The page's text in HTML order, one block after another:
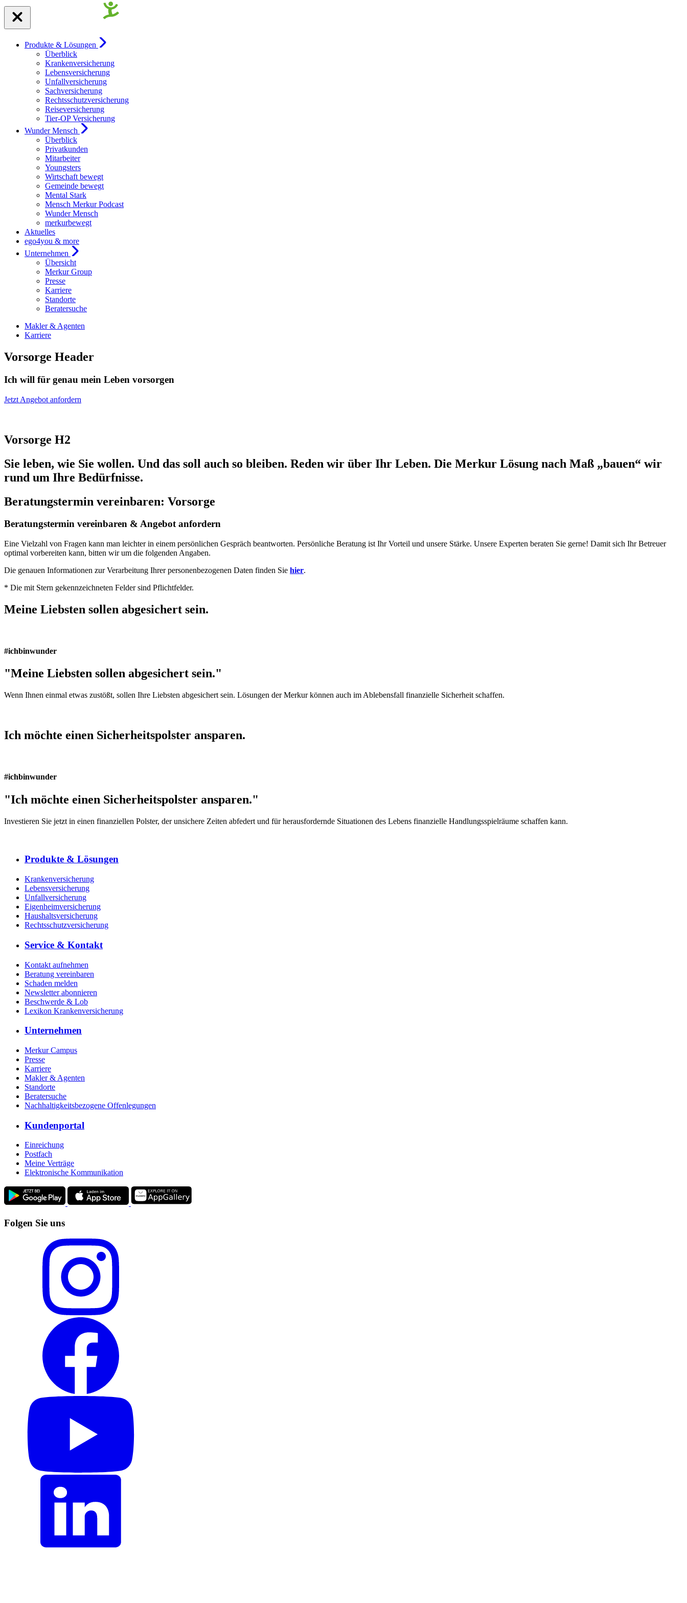
Produkte & Lösungen
Überblick
Krankenversicherung
Lebensversicherung
Unfallversicherung
Sachversicherung
Rechtsschutzversicherung
Reiseversicherung
Tier-OP Versicherung
Wunder Mensch
Überblick
Privatkunden
Mitarbeiter
Youngsters
Wirtschaft bewegt
Gemeinde bewegt
Mental Stark
Mensch Merkur Podcast
Wunder Mensch
merkurbewegt
Aktuelles
ego4you & more
Unternehmen
Übersicht
Merkur Group
Presse
Karriere
Standorte
Beratersuche
Makler & Agenten
Karriere
Vorsorge Header
Ich will für genau mein Leben vorsorgen
Jetzt Angebot anfordern
Vorsorge H2
Sie leben, wie Sie wollen. Und das soll auch so bleiben. Reden wir über Ihr Leben. Die Merkur Lösung nach Maß „bauen“ wir
rund um Ihre Bedürfnisse.
Beratungstermin vereinbaren: Vorsorge
Beratungstermin vereinbaren & Angebot anfordern
Eine Vielzahl von Fragen kann man leichter in einem persönlichen Gespräch beantworten. Persönliche Beratung ist Ihr Vorteil und unsere Stärke. Unsere Experten beraten Sie gerne! Damit sich Ihr Betreuer
optimal vorbereiten kann, bitten wir um die folgenden Angaben.
Die genauen Informationen zur Verarbeitung Ihrer personenbezogenen Daten finden Sie hier.
* Die mit Stern gekennzeichneten Felder sind Pflichtfelder.
Meine Liebsten sollen abgesichert sein.
#ichbinwunder
"Meine Liebsten sollen abgesichert sein."
Wenn Ihnen einmal etwas zustößt, sollen Ihre Liebsten abgesichert sein. Lösungen der Merkur können auch im Ablebensfall finanzielle Sicherheit schaffen.
Ich möchte einen Sicherheitspolster ansparen.
#ichbinwunder
"Ich möchte einen Sicherheitspolster ansparen."
Investieren Sie jetzt in einen finanziellen Polster, der unsichere Zeiten abfedert und für herausfordernde Situationen des Lebens finanzielle Handlungsspielräume schaffen kann.
Produkte & Lösungen
Krankenversicherung
Lebensversicherung
Unfallversicherung
Eigenheimversicherung
Haushaltsversicherung
Rechtsschutzversicherung
Service & Kontakt
Kontakt aufnehmen
Beratung vereinbaren
Schaden melden
Newsletter abonnieren
Beschwerde & Lob
Lexikon Krankenversicherung
Unternehmen
Merkur Campus
Presse
Karriere
Makler & Agenten
Standorte
Beratersuche
Nachhaltigkeitsbezogene Offenlegungen
Kundenportal
Einreichung
Postfach
Meine Verträge
Elektronische Kommunikation
Folgen Sie uns